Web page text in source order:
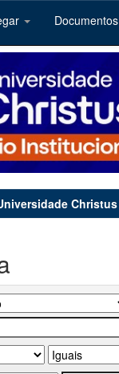
Documentos
Christus